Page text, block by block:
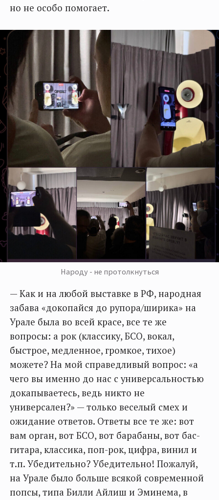
но не особо помогает.
Народу - не протолкнуться
— Как и на любой выставке в РФ, народная
забава «докопайся до рупора/ширика» на
Урале была во всей красе, все те же
вопросы: а рок (классику, БСО, вокал,
быстрое, медленное, громкое, тихое)
можете? На мой справедливый вопрос: «а
чего вы именно до нас с универсальностью
докапываетесь, ведь никто не
универсален?» — только веселый смех и
ожидание ответов. Ответы все те же: вот
вам орган, вот БСО, вот барабаны, вот бас-
гитара, классика, поп-рок, цифра, винил и
т.п. Убедительно? Убедительно! Пожалуй,
на Урале было больше всякой современной
попсы, типа Билли Айлиш и Эминема, в